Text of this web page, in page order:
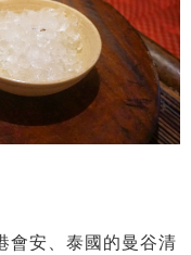
會安、泰國的曼谷清